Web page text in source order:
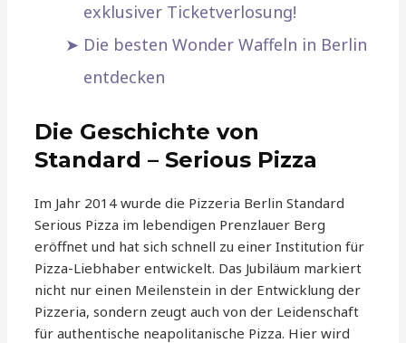
exklusiver Ticketverlosung!
Die besten Wonder Waffeln in Berlin
entdecken
Die Geschichte von
Standard – Serious Pizza
Im Jahr 2014 wurde die Pizzeria Berlin Standard
Serious Pizza im lebendigen Prenzlauer Berg
eröffnet und hat sich schnell zu einer Institution für
Pizza-Liebhaber entwickelt. Das Jubiläum markiert
nicht nur einen Meilenstein in der Entwicklung der
Pizzeria, sondern zeugt auch von der Leidenschaft
für authentische neapolitanische Pizza. Hier wird